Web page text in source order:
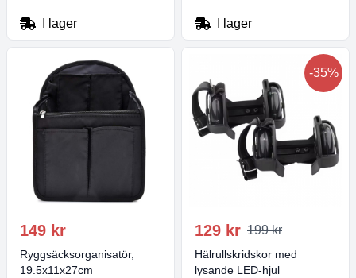
I lager I lager
149 kr
Ryggsäcksorganisatör,
19.5x11x27cm
-35%
129 kr 199 kr
Hälrullskridskor med
lysande LED-hjul